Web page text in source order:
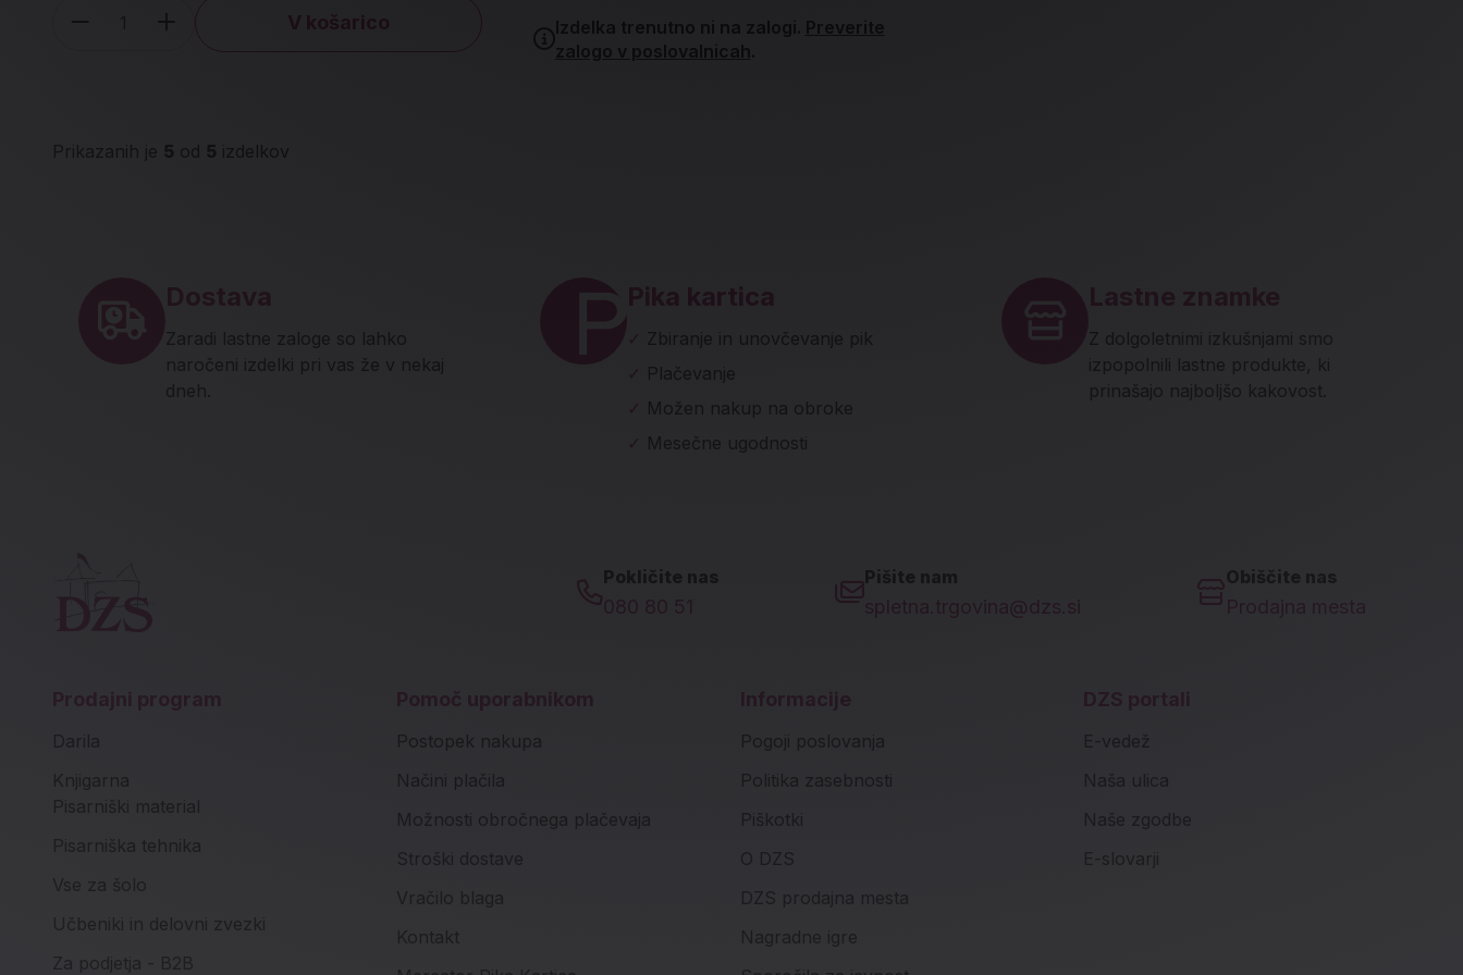
Količina
V košarico Izdelka trenutno ni na zalogi. Preverite
zalogo v poslovalnicah
Prikazanih je 5 od 5 izdelkov
Dostava
Zaradi lastne zaloge so lahko
naročeni izdelki pri vas že v nekaj
dneh.
Pika kartica
✓
Zbiranje in unovčevanje pik
✓
Plačevanje
✓
Možen nakup na obroke
✓
Mesečne ugodnosti
Lastne znamke
Z dolgoletnimi izkušnjami smo
izpopolnili lastne produkte, ki
prinašajo najboljšo kakovost.
Pokličite nas
080 80 51
Pišite nam
spletna.trgovina@dzs.si
Obiščite nas
Prodajna mesta
Prodajni program
Darila
Knjigarna
Pisarniški material
Pisarniška tehnika
Vse za šolo
Učbeniki in delovni zvezki
Za podjetja - B2B
Pomoč uporabnikom
Postopek nakupa
Načini plačila
Možnosti obročnega plačevaja
Stroški dostave
Vračilo blaga
Kontakt
Informacije
Pogoji poslovanja
Politika zasebnosti
Piškotki
O DZS
DZS prodajna mesta
Nagradne igre
DZS portali
E-vedež
Naša ulica
Naše zgodbe
E-slovarji